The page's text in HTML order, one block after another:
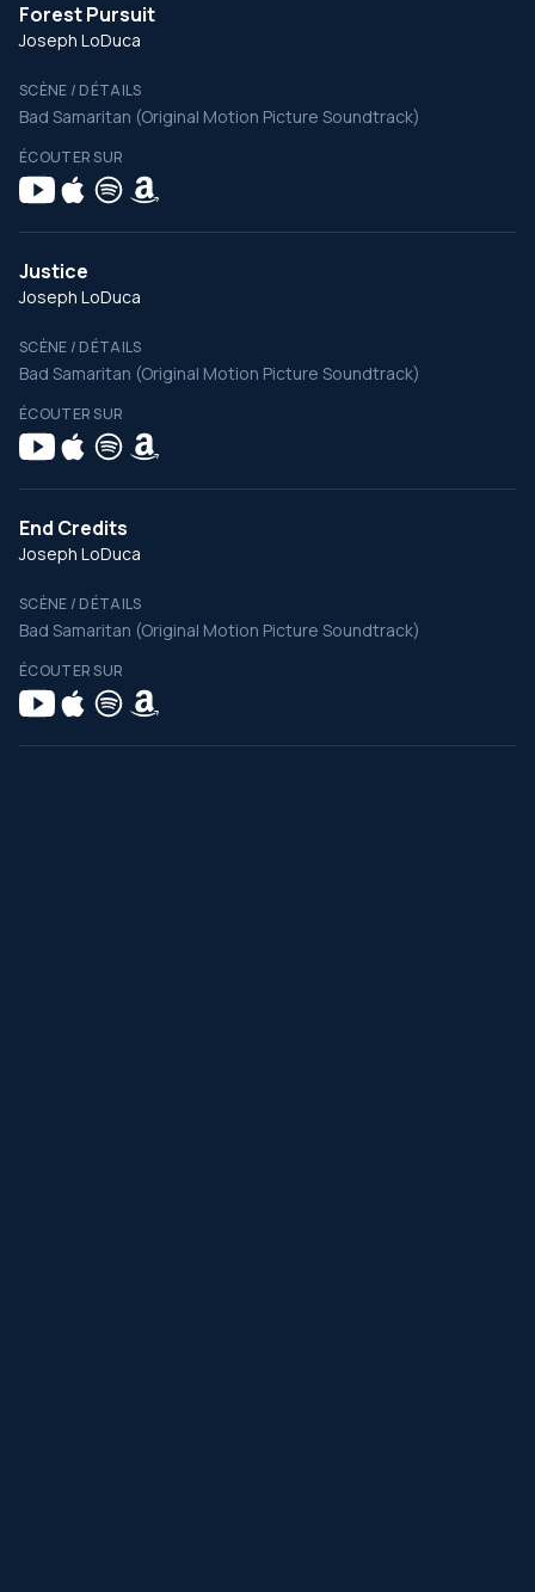
Forest Pursuit
Joseph LoDuca
SCÈNE / DÉTAILS
Bad Samaritan (Original Motion Picture Soundtrack)
ÉCOUTER SUR
Justice
Joseph LoDuca
SCÈNE / DÉTAILS
Bad Samaritan (Original Motion Picture Soundtrack)
ÉCOUTER SUR
End Credits
Joseph LoDuca
SCÈNE / DÉTAILS
Bad Samaritan (Original Motion Picture Soundtrack)
ÉCOUTER SUR